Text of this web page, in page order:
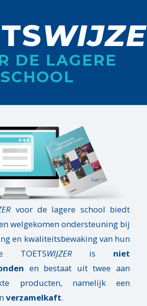
DE LAGERE
SCHOOL
voor de lagere school biedt
welgekomen ondersteuning bij
en kwaliteitsbewaking van hun
TOETSWIJZERis niet
en bestaat uit twee aan
producten, namelijk een
verzamelkaft.